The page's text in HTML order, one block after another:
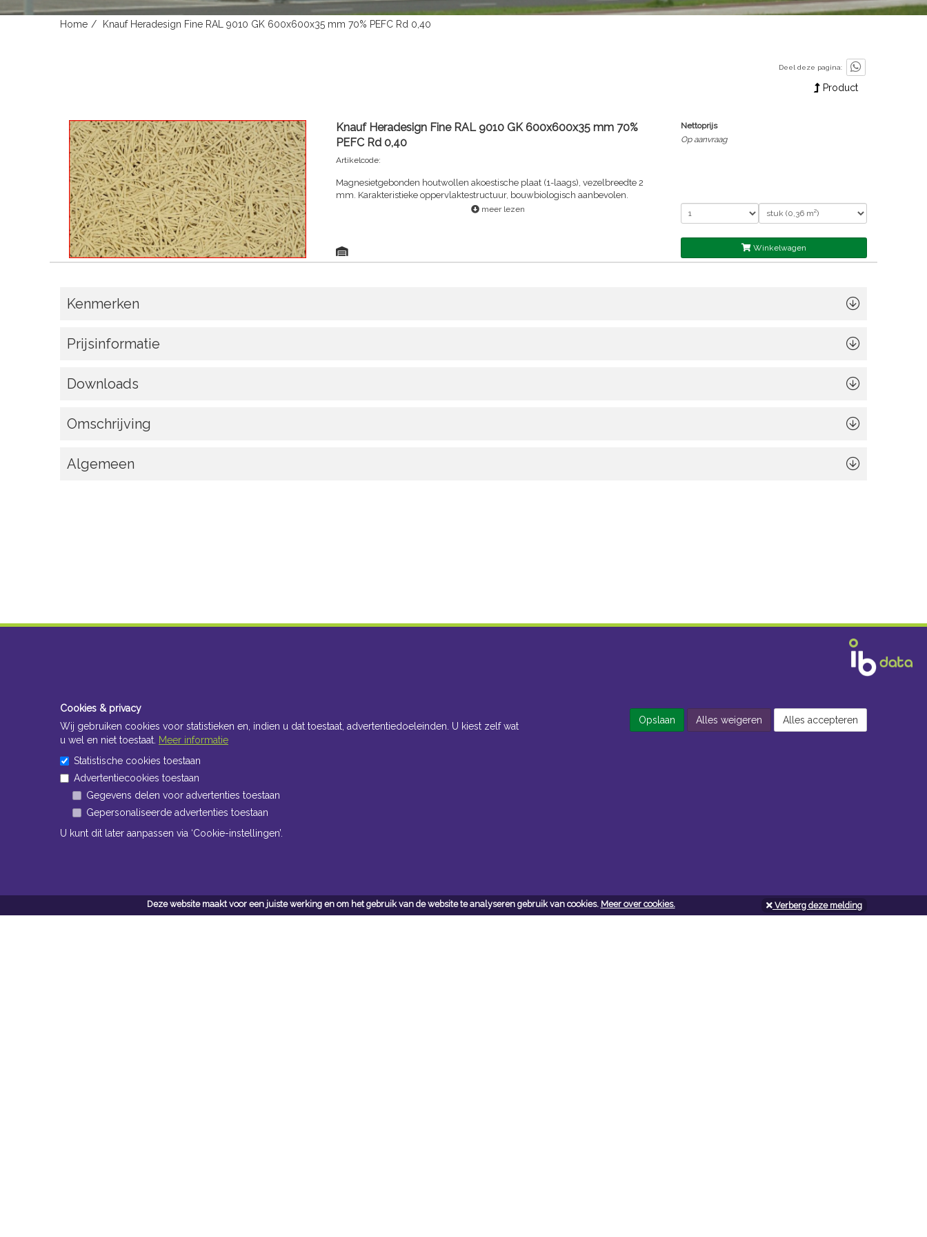
Deze website maakt voor een juiste werking en om het gebruik van de website te analyseren gebruik van cookies. Meer over cookies. Verberg deze melding
Home Knauf Heradesign Fine RAL 9010 GK 600x600x35 mm 70% PEFC Rd 0,40
Deel deze pagina:
Product
Knauf Heradesign Fine RAL 9010 GK 600x600x35 mm 70%
PEFC Rd 0,40
Artikelcode:
Magnesietgebonden houtwollen akoestische plaat (1-laags), vezelbreedte 2
mm. Karakteristieke oppervlaktestructuur, bouwbiologisch aanbevolen.
meer lezen
Nettoprijs
Op aanvraag
Winkelwagen
Kenmerken
Prijsinformatie
Downloads
Omschrijving
Algemeen
Cookies & privacy
Wij gebruiken cookies voor statistieken en, indien u dat toestaat, advertentiedoeleinden. U kiest zelf wat
u wel en niet toestaat. Meer informatie
Statistische cookies toestaan
Advertentiecookies toestaan
Gegevens delen voor advertenties toestaan
Gepersonaliseerde advertenties toestaan
U kunt dit later aanpassen via ‘Cookie-instellingen’.
Opslaan Alles weigeren Alles accepteren